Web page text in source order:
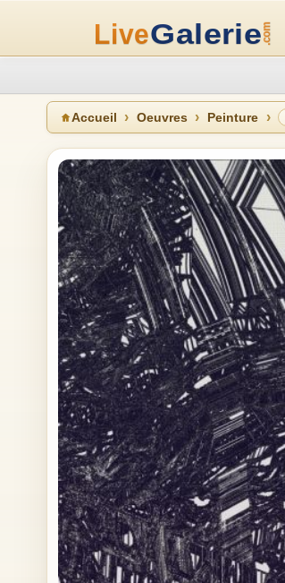
Accueil Oeuvres Peinture